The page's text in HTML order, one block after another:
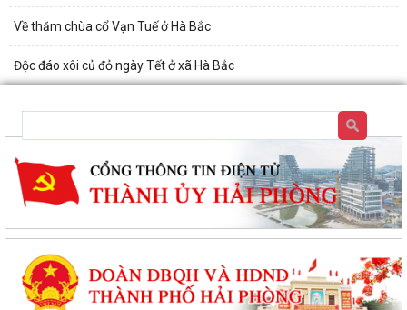
Về thăm chùa cổ Vạn Tuế ở Hà Bắc
Độc đáo xôi củ đỏ ngày Tết ở xã Hà Bắc